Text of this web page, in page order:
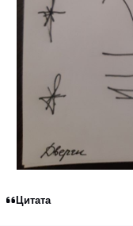
Цитата